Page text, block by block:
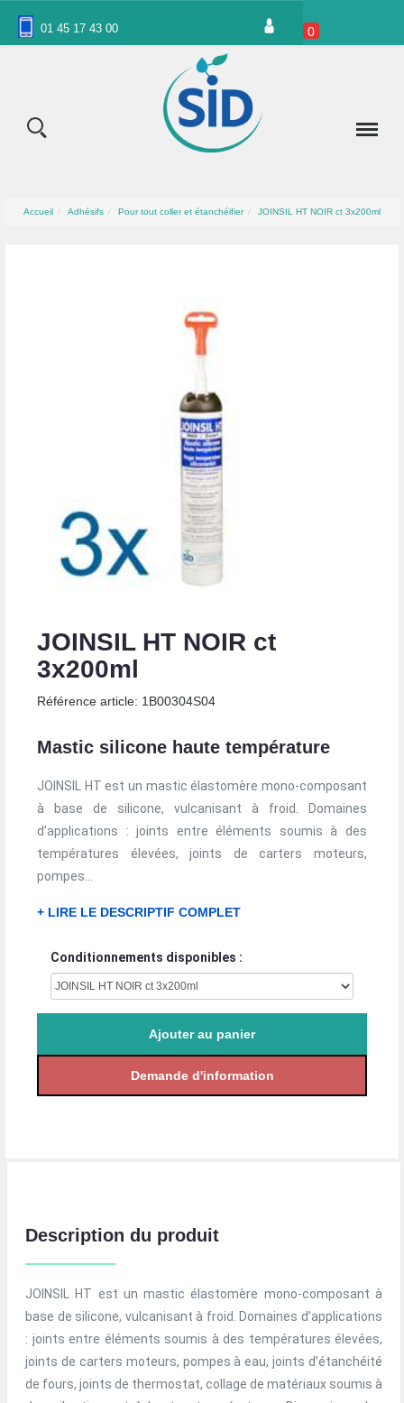
01 45 17 43 00 0
Accueil Adhésifs Pour tout coller et étanchéifier JOINSIL HT NOIR ct 3x200ml
JOINSIL HT NOIR ct
3x200ml
Référence article: 1B00304S04
Mastic silicone haute température
JOINSIL HT est un mastic élastomère mono-composant
à base de silicone, vulcanisant à froid. Domaines
d’applications : joints entre éléments soumis à des
températures élevées, joints de carters moteurs,
pompes...
+ LIRE LE DESCRIPTIF COMPLET
Conditionnements disponibles :
Description du produit
JOINSIL HT est un mastic élastomère mono-composant à
base de silicone, vulcanisant à froid. Domaines d’applications
: joints entre éléments soumis à des températures élevées,
joints de carters moteurs, pompes à eau, joints d’étanchéité
de fours, joints de thermostat, collage de matériaux soumis à